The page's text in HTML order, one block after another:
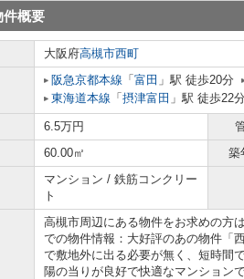
件概要
大阪府高槻市西町
阪急京都本線 「 富田 」駅 徒歩20分
東海道本線 「 摂津富田 」駅 徒歩22分
6.5万円
60.00㎡ 築
マンション / 鉄筋コンクリー
ト
高槻市周辺にある物件をお求めの方
での物件情報：大好評のあの物件「
で敷地外に出る必要が無く、短時間
陽の当りが良好で快適なマンション